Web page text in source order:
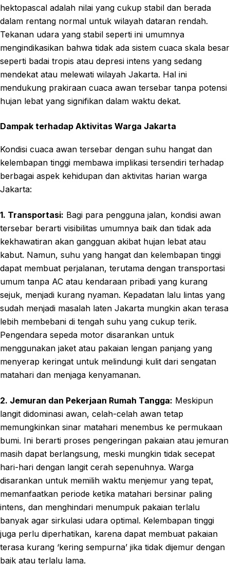
hektopascal adalah nilai yang cukup stabil dan berada
dalam rentang normal untuk wilayah dataran rendah.
Tekanan udara yang stabil seperti ini umumnya
mengindikasikan bahwa tidak ada sistem cuaca skala besar
seperti badai tropis atau depresi intens yang sedang
mendekat atau melewati wilayah Jakarta. Hal ini
mendukung prakiraan cuaca awan tersebar tanpa potensi
hujan lebat yang signifikan dalam waktu dekat.
Dampak terhadap Aktivitas Warga Jakarta
Kondisi cuaca awan tersebar dengan suhu hangat dan
kelembapan tinggi membawa implikasi tersendiri terhadap
berbagai aspek kehidupan dan aktivitas harian warga
Jakarta:
1. Transportasi: Bagi para pengguna jalan, kondisi awan
tersebar berarti visibilitas umumnya baik dan tidak ada
kekhawatiran akan gangguan akibat hujan lebat atau
kabut. Namun, suhu yang hangat dan kelembapan tinggi
dapat membuat perjalanan, terutama dengan transportasi
umum tanpa AC atau kendaraan pribadi yang kurang
sejuk, menjadi kurang nyaman. Kepadatan lalu lintas yang
sudah menjadi masalah laten Jakarta mungkin akan terasa
lebih membebani di tengah suhu yang cukup terik.
Pengendara sepeda motor disarankan untuk
menggunakan jaket atau pakaian lengan panjang yang
menyerap keringat untuk melindungi kulit dari sengatan
matahari dan menjaga kenyamanan.
2. Jemuran dan Pekerjaan Rumah Tangga: Meskipun
langit didominasi awan, celah-celah awan tetap
memungkinkan sinar matahari menembus ke permukaan
bumi. Ini berarti proses pengeringan pakaian atau jemuran
masih dapat berlangsung, meski mungkin tidak secepat
hari-hari dengan langit cerah sepenuhnya. Warga
disarankan untuk memilih waktu menjemur yang tepat,
memanfaatkan periode ketika matahari bersinar paling
intens, dan menghindari menumpuk pakaian terlalu
banyak agar sirkulasi udara optimal. Kelembapan tinggi
juga perlu diperhatikan, karena dapat membuat pakaian
terasa kurang ‘kering sempurna’ jika tidak dijemur dengan
baik atau terlalu lama.